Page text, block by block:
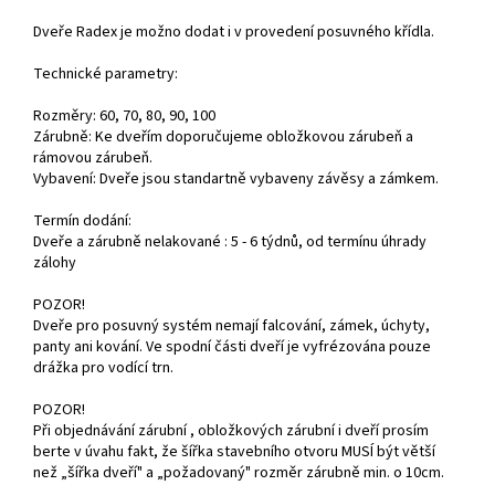
Dveře Radex je možno dodat i v provedení posuvného křídla.
Technické parametry:
Rozměry: 60, 70, 80, 90, 100
Zárubně: Ke dveřím doporučujeme obložkovou zárubeň a
rámovou zárubeň.
Vybavení: Dveře jsou standartně vybaveny závěsy a zámkem.
Termín dodání:
Dveře a zárubně nelakované : 5 - 6 týdnů, od termínu úhrady
zálohy
POZOR!
Dveře pro posuvný systém nemají falcování, zámek, úchyty,
panty ani kování. Ve spodní části dveří je vyfrézována pouze
drážka pro vodící trn.
POZOR!
Při objednávání zárubní , obložkových zárubní i dveří prosím
berte v úvahu fakt, že šířka stavebního otvoru MUSÍ být větší
než „šířka dveří" a „požadovaný" rozměr zárubně min. o 10cm.